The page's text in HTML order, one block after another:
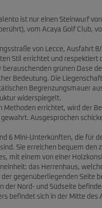
ist nur einen Steinwurf von
vom Acaya Golf Club,
von Lecce, Ausfahrt
Stil errichtet und respektiert
grünen Oase
Bedeutung. Die
Begrenzungsmauer
widerspiegelt.
errichtet, wird der
Ausgesprochen
6 Mini-Unterkünften, die für
Sie erreichen bequem den
mit einem von einer
das Herrenhaus,
gegenüberliegenden Seite
der Nord- und Südseite
befindet sich in der Mitte des